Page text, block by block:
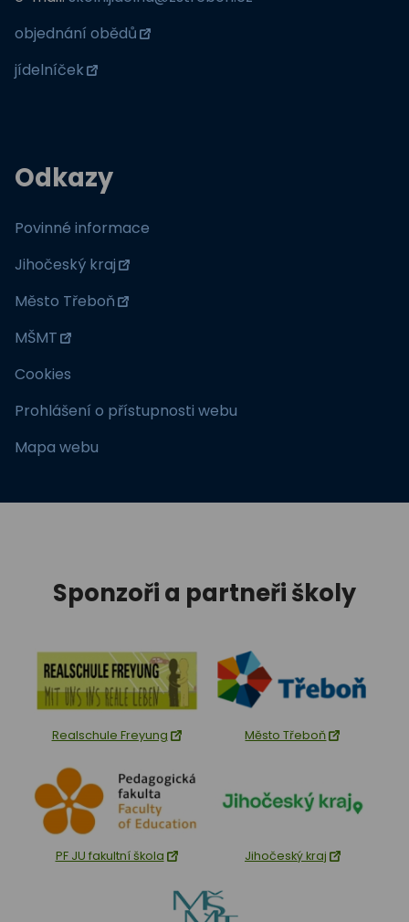
objednání obědů
jídelníček
Odkazy
Povinné informace
Jihočeský kraj
Město Třeboň
MŠMT
Cookies
Prohlášení o přístupnosti webu
Mapa webu
Sponzoři a partneři školy
Realschule Freyung Město Třeboň
PF JU fakultní škola Jihočeský kraj